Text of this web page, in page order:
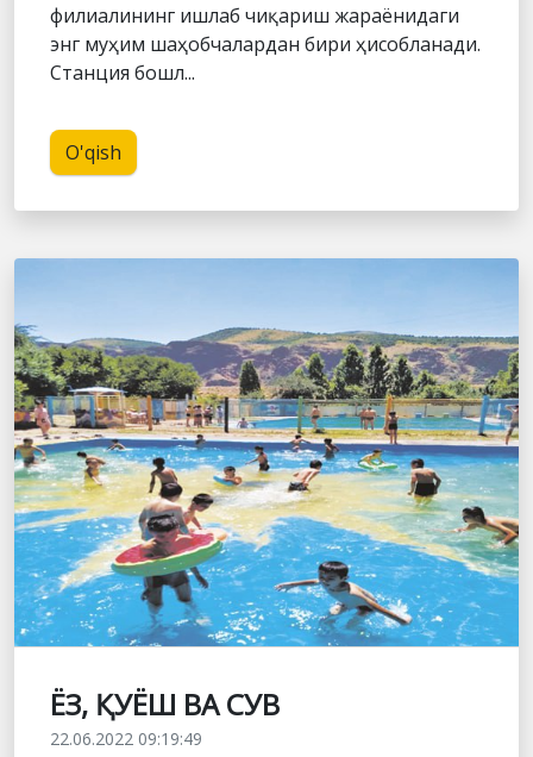
филиалининг ишлаб чиқариш жараёнидаги
энг муҳим шаҳобчалардан бири ҳисобланади.
Станция бошл...
O'qish
ЁЗ, ҚУЁШ ВА СУВ
22.06.2022 09:19:49